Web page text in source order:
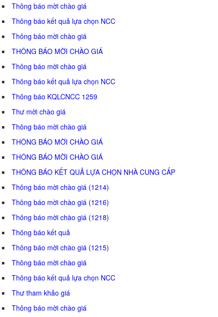
Thông báo mời chào giá
Thông báo kết quả lựa chọn NCC
Thông báo mời chào giá
THÔNG BÁO MỜI CHÀO GIÁ
Thông báo mời chào giá
Thông báo kết quả lựa chọn NCC
Thông báo KQLCNCC 1259
Thư mời chào giá
Thông báo mời chào giá
THÔNG BÁO MỜI CHÀO GIÁ
THÔNG BÁO MỜI CHÀO GIÁ
THÔNG BÁO KẾT QUẢ LỰA CHỌN NHÀ CUNG CẤP
Thông báo mời chào giá (1214)
Thông báo mời chào giá (1216)
Thông báo mời chào giá (1218)
Thông báo kết quả
Thông báo mời chào giá (1215)
Thông báo mời chào giá
Thông báo kết quả lựa chọn NCC
Thư tham khảo giá
Thông báo mời chào giá